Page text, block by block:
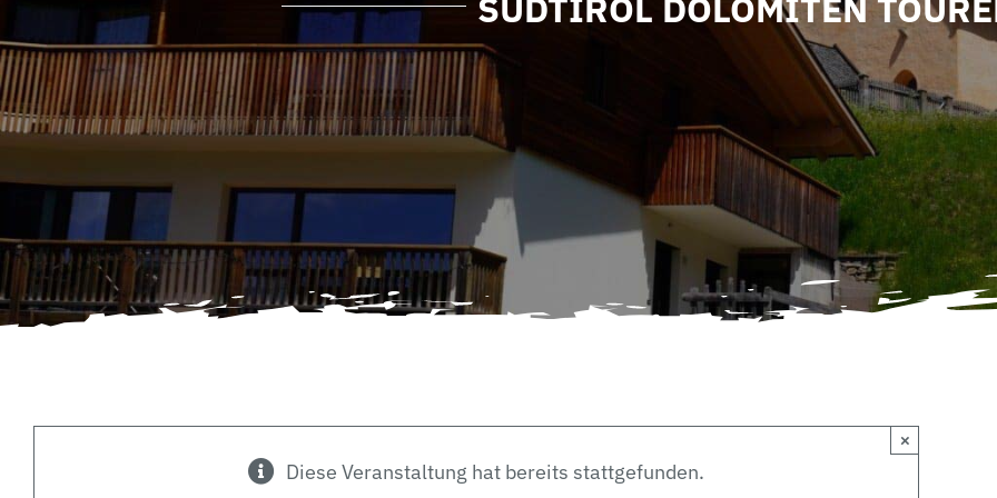
Diese Veranstaltung hat bereits stattgefunden.
×